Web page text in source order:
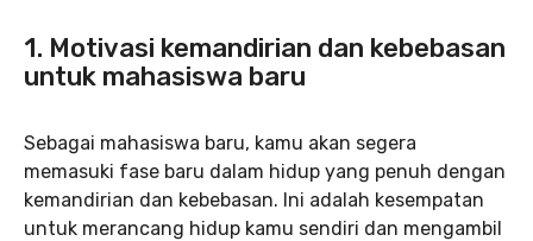
1. Motivasi kemandirian dan kebebasan
untuk mahasiswa baru
Sebagai mahasiswa baru, kamu akan segera
memasuki fase baru dalam hidup yang penuh dengan
kemandirian dan kebebasan. Ini adalah kesempatan
untuk merancang hidup kamu sendiri dan mengambil